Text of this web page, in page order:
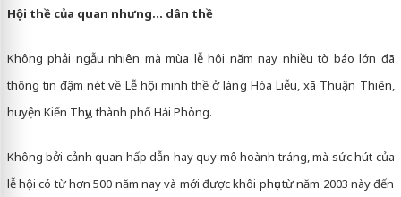
Hội thề của quan nhưng... dân thề
Không phải ngẫu nhiên mà mùa lễ hội năm nay nhiều tờ báo lớn đã
thông tin đậm nét về Lễ hội minh thề ở làng Hòa Liễu, xã Thuận Thiên,
huyện Kiến Thụy, thành phố Hải Phòng.
Không bởi cảnh quan hấp dẫn hay quy mô hoành tráng, mà sức hút của
lễ hội có từ hơn 500 năm nay và mới được khôi phục từ năm 2003 này đến